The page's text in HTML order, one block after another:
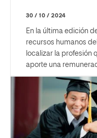
30 / 10 / 2024
En la última edición
recursos humanos
localizar la profesión
aporte una